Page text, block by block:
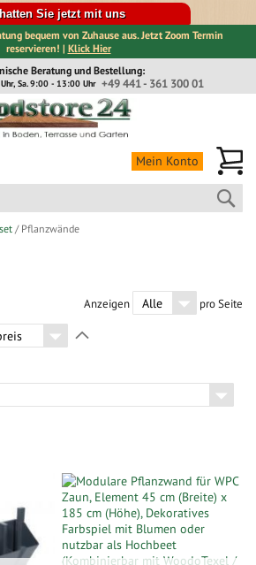
Sie jetzt mit uns
bequem von Zuhause aus. Jetzt Zoom Termin
reservieren! | Klick Hier
Beratung und Bestellung:
+49 441 - 361 300 01
Sa. 9:00 - 13:00 Uhr
Mein Konto
Pflanzwände
Anzeigen pro Seite
festlegen